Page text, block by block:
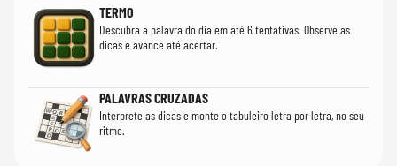
TERMO
Descubra a palavra do dia em até 6 tentativas. Observe as
dicas e avance até acertar.
PALAVRAS CRUZADAS
Interprete as dicas e monte o tabuleiro letra por letra, no seu
ritmo.